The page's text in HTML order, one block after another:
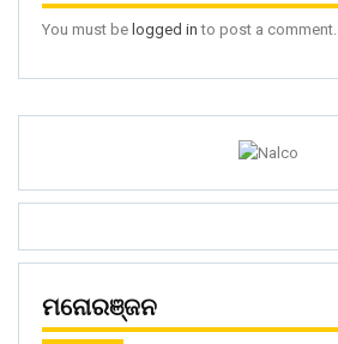
You must be logged in to post a comment.
ମନୋରଞ୍ଜନ